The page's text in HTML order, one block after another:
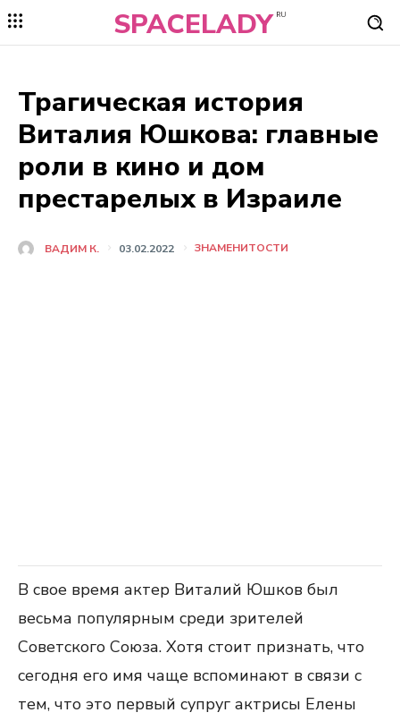
SPACELADY RU
Трагическая история
Виталия Юшкова: главные
роли в кино и дом
престарелых в Израиле
ВАДИМ К. 03.02.2022 ЗНАМЕНИТОСТИ
В свое время актер Виталий Юшков был
весьма популярным среди зрителей
Советского Союза. Хотя стоит признать, что
сегодня его имя чаще вспоминают в связи с
тем, что это первый супруг актрисы Елены